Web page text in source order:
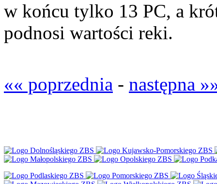
w końcu tylko 13 PC, a
podnosi wartości reki.
«« poprzednia - następna